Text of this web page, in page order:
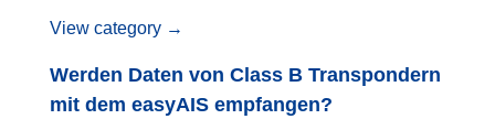
View category →
Werden Daten von Class B Transpondern
mit dem easyAIS empfangen?